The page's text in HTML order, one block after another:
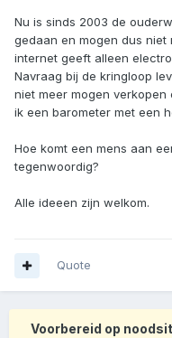
Nu is sinds 2003 de
gedaan en mogen dus
internet geeft alleen
Navraag bij de kringloop
niet meer mogen
ik een barometer met een
Hoe komt een mens aan
tegenwoordig?
Alle ideeen zijn welkom.
Quote
Voorbereid op